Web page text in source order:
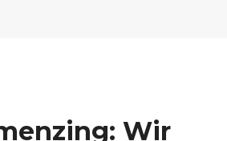
Wir